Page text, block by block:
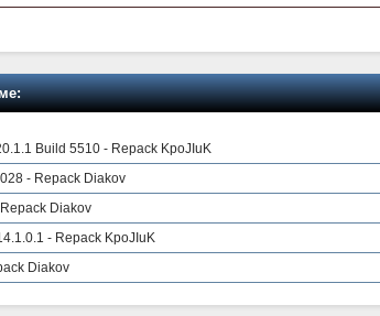
Build 5510 - Repack KpoJIuK
- Repack Diakov
Diakov
- Repack KpoJIuK
Diakov